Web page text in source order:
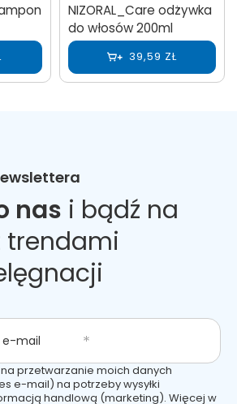
NIZORAL_Care odżywka
do włosów 200ml
39,59 ZŁ
nas i bądź na
trendami
e-mail
przetwarzanie moich danych
e-mail) na potrzeby wysyłki
handlową (marketing). Więcej w